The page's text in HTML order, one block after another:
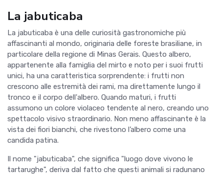
La jabuticaba
La jabuticaba è una delle curiosità gastronomiche più
affascinanti al mondo, originaria delle foreste brasiliane, in
particolare della regione di Minas Gerais. Questo albero,
appartenente alla famiglia del mirto e noto per i suoi frutti
unici, ha una caratteristica sorprendente: i frutti non
crescono alle estremità dei rami, ma direttamente lungo il
tronco e il corpo dell'albero. Quando maturi, i frutti
assumono un colore violaceo tendente al nero, creando uno
spettacolo visivo straordinario. Non meno affascinante è la
vista dei fiori bianchi, che rivestono l’albero come una
candida patina.
Il nome "jabuticaba", che significa "luogo dove vivono le
tartarughe", deriva dal fatto che questi animali si radunano